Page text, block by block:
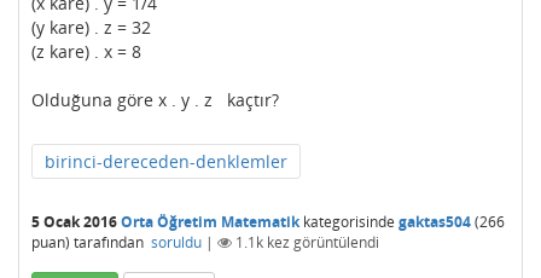
(y kare) . z = 32
(z kare) . x = 8
Olduğuna göre x . y . z kaçtır?
birinci-dereceden-denklemler
5 Ocak 2016Orta Öğretim Matematikkategorisinde gaktas504(266
puan) tarafından soruldu | 1.1k kez görüntülendi